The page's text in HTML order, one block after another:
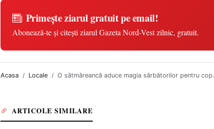
Primește ziarul gratuit pe email!
Abonează-te și citești ziarul Gazeta Nord-Vest zilnic, gratuit.
Acasa Locale O sătmăreancă aduce magia sărbătorilor pentru
ARTICOLE SIMILARE